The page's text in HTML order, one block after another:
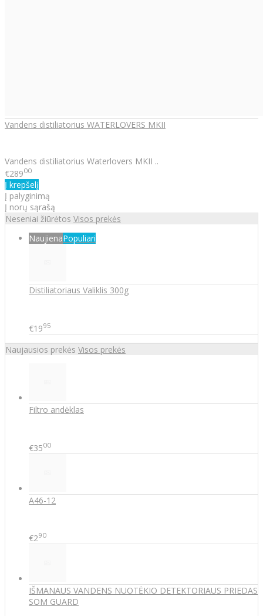
Vandens distiliatorius WATERLOVERS MKII
Vandens distiliatorius Waterlovers MKII ..
€28900
Į krepšelį
Į palyginimą
Į norų sąrašą
Neseniai žiūrėtos Visos prekės
NaujienaPopuliari
Distiliatoriaus Valiklis 300g
€1995
Naujausios prekės Visos prekės
Filtro andėklas
€3500
A46-12
€290
IŠMANAUS VANDENS NUOTĖKIO DETEKTORIAUS PRIEDAS
SOM GUARD